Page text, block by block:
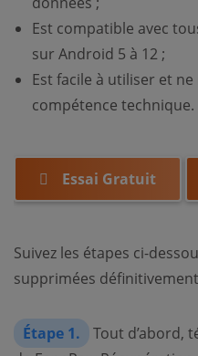
Est compatible avec
sur Android 5 à 12 ;
Est facile à utiliser et
compétence technique.
Essai Gratuit
Suivez les étapes ci-
supprimées
Étape 1.
Tout d’abord,